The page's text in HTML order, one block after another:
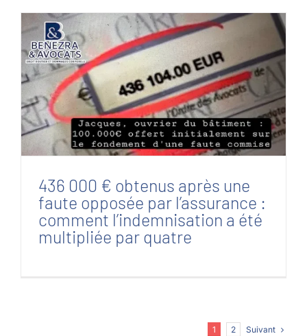
436 000 € obtenus après une faute opposée
par l’assurance : comment l’indemnisation a
été multipliée par quatre
436 000 € obtenus après une
faute opposée par l’assurance :
comment l’indemnisation a été
multipliée par quatre
1 2 Suivant